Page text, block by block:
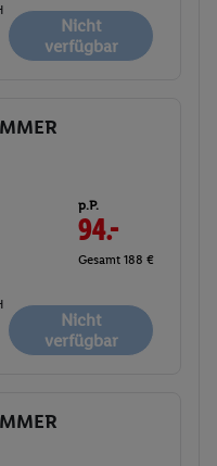
Nicht
verfügbar
p.P.
94.-
Gesamt 188 €
Nicht
verfügbar